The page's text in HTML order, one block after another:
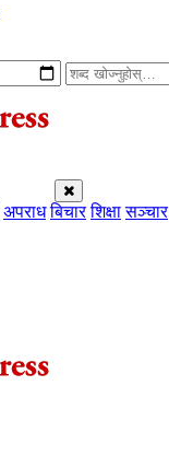
अपराध बिचार शिक्षा सञ्चार